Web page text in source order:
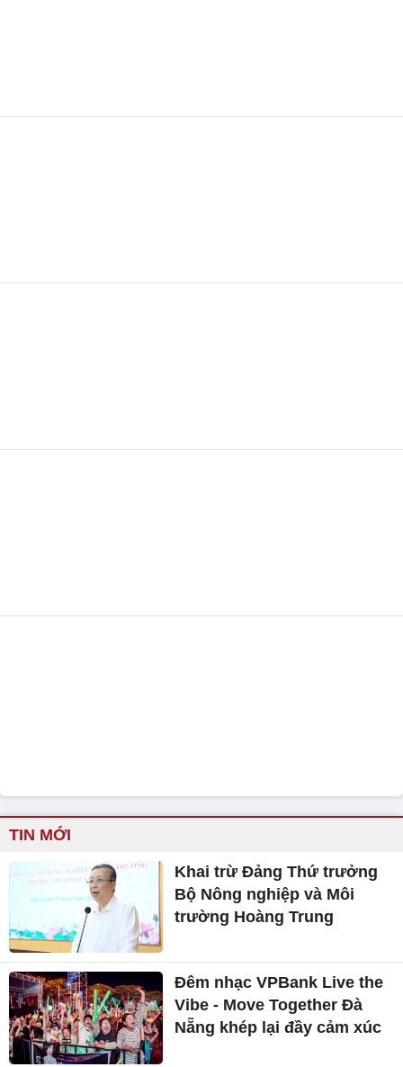
TIN MỚI
Khai trừ Đảng Thứ trưởng
Bộ Nông nghiệp và Môi
trường Hoàng Trung
Đêm nhạc VPBank Live the
Vibe - Move Together Đà
Nẵng khép lại đầy cảm xúc